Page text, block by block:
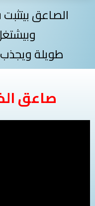
الصاعق
طويلة ويجذب
صاعق